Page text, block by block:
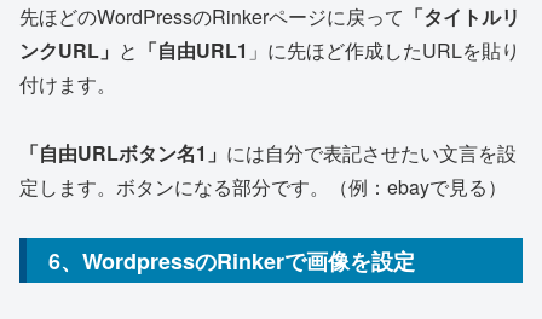
先ほどのWordPressのRinkerページに戻って 「タイトルリ
ンクURL」 と 「自由URL1 」に先ほど作成したURLを貼り
付けます。
「自由URLボタン名1」 には自分で表記させたい文言を設
定します。ボタンになる部分です。（例：ebayで見る）
6、WordpressのRinkerで画像を設定